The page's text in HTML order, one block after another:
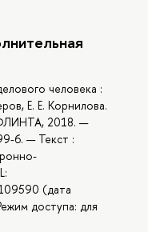
человека :
Е. Е. Корнилова.
2018. —
6. — Текст :
(дата
доступа: для